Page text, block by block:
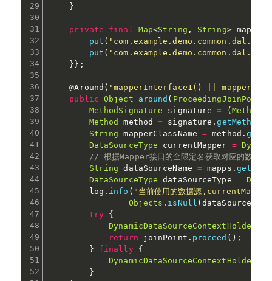
}
private final Map<String , String> mapps
put (
put (
} } ;
@Around ( "mapperInterface1() ||
public
Object around ( ProceedingJoinPoint
MethodSignature signature = (
Method
method = signature .getMethod
String mapperClassName = method .
DataSourceType currentMapper =
// 根据Mapper接口的全限定名获取对应的数据源
String dataSourceName = mapps . get
DataSourceType dataSourceType =
        log
. info ( "当前使用的数据源
Objects . isNull (dataSourceType
try {
DynamicDataSourceContextHolder
return joinPoint . proceed ( ) ;
}
finally
{
DynamicDataSourceContextHolder
}